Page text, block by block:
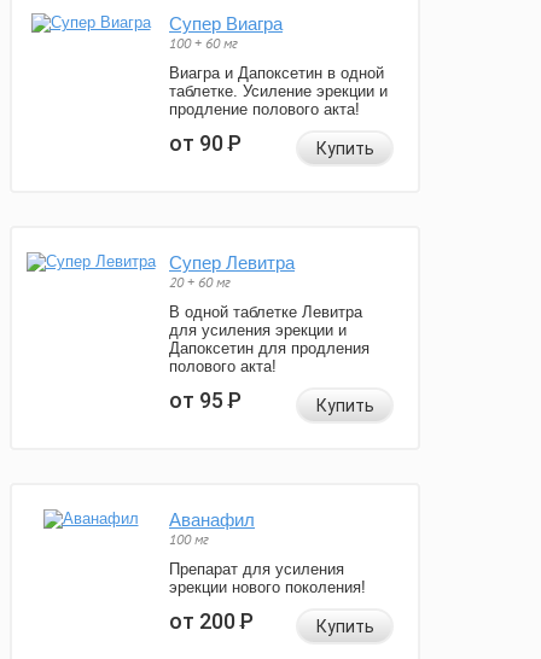
Супер Виагра
100 + 60 мг
Виагра и Дапоксетин в одной
таблетке. Усиление эрекции и
продление полового акта!
от 90Р Купить
Супер Левитра
20 + 60 мг
В одной таблетке Левитра
для усиления эрекции и
Дапоксетин для продления
полового акта!
от 95Р Купить
Аванафил
100 мг
Препарат для усиления
эрекции нового поколения!
от 200Р Купить